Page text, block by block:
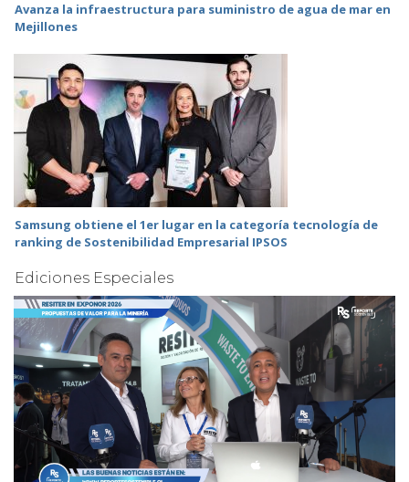
Avanza la infraestructura para suministro de agua de mar en
Mejillones
Samsung obtiene el 1er lugar en la categoría tecnología de
ranking de Sostenibilidad Empresarial IPSOS
Ediciones Especiales